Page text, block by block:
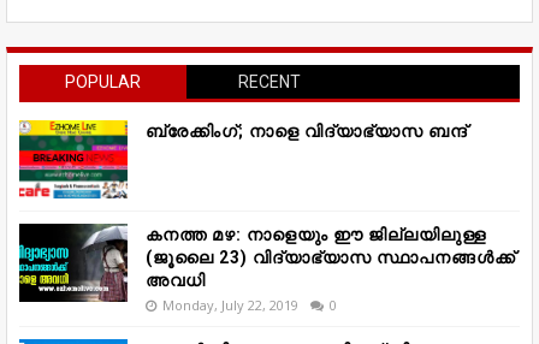
POPULAR RECENT
ബ്രേക്കിംഗ്; നാളെ വിദ്യാഭ്യാസ ബന്ദ്
കനത്ത മഴ: നാളെയും ഈ ജില്ലയിലുള്ള
(ജൂലൈ 23) വിദ്യാഭ്യാസ സ്ഥാപനങ്ങൾക്ക്
അവധി
Monday, July 22, 2019 0